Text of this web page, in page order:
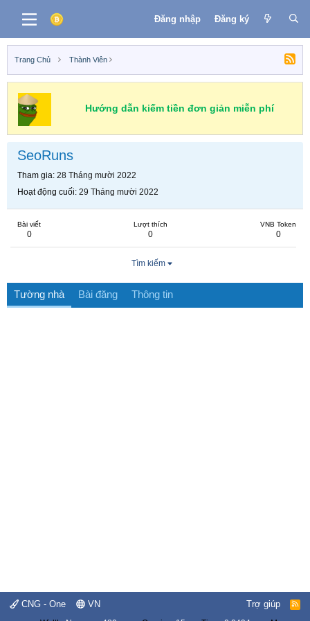
Đăng nhập Đăng ký
Trang Chủ Thành Viên
Hướng dẫn kiếm tiền đơn giản miễn phí
SeoRuns
Tham gia 28 Tháng mười 2022
Hoạt động cuối 29 Tháng mười 2022
Bài viết
0
Lượt thích
0
VNB Token
0
Tìm kiếm
Tường nhà Bài đăng Thông tin
CNG - One VN Trợ giúp
R